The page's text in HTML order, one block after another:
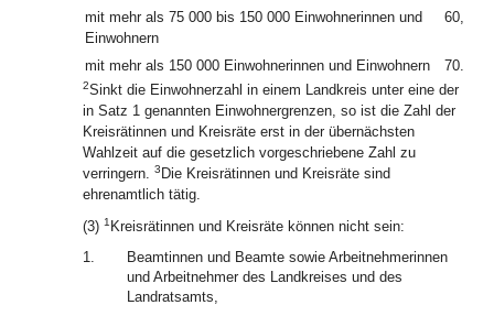
mit mehr als 75 000 bis 150 000 Einwohnerinnen und
Einwohnern
60,
mit mehr als 150 000 Einwohnerinnen und Einwohnern 70.
2Sinkt die Einwohnerzahl in einem Landkreis unter eine der
in Satz 1 genannten Einwohnergrenzen, so ist die Zahl der
Kreisrätinnen und Kreisräte erst in der übernächsten
Wahlzeit auf die gesetzlich vorgeschriebene Zahl zu
verringern. 3 Die Kreisrätinnen und Kreisräte sind
ehrenamtlich tätig.
(3) 1 Kreisrätinnen und Kreisräte können nicht sein:
1.
Beamtinnen und Beamte sowie Arbeitnehmerinnen
und Arbeitnehmer des Landkreises und des
Landratsamts,